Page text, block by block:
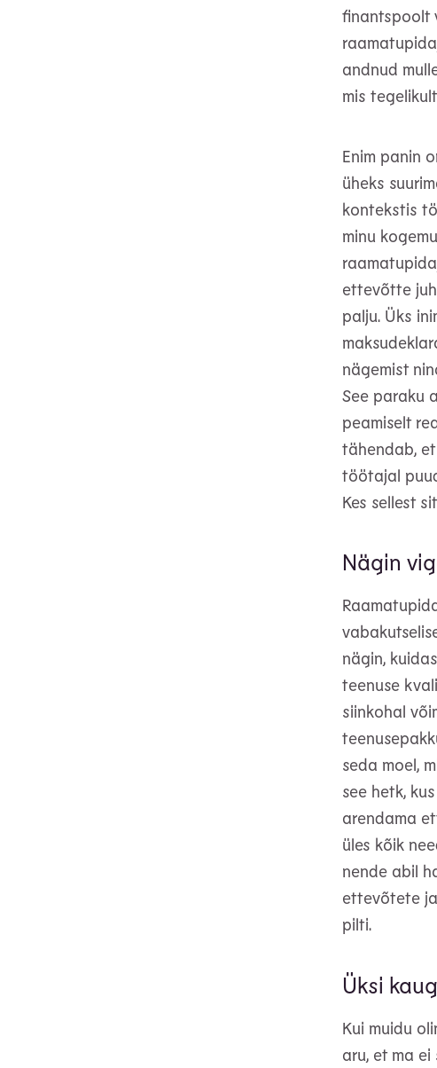
finantspoolt
andnud
mis
Enim panin
üheks
kontekstis
minu
ettevõtte
palju. Üks
nägemist
See paraku
peamiselt
tähendab,
töötajal
Kes sellest
Nägin
nägin,
teenuse
siinkohal
seda moel,
see hetk,
arendama
üles kõik
nende abil
ettevõtete
pilti.
Üksi
Kui muidu
aru, et ma